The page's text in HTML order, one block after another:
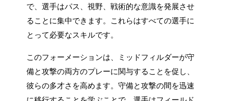
で、選手はパス、視野、戦術的な意識を発展させ
ることに集中できます。これらはすべての選手に
とって必要なスキルです。
このフォーメーションは、ミッドフィルダーが守
備と攻撃の両方のプレーに関与することを促し、
彼らの多才さを高めます。守備と攻撃の間を迅速